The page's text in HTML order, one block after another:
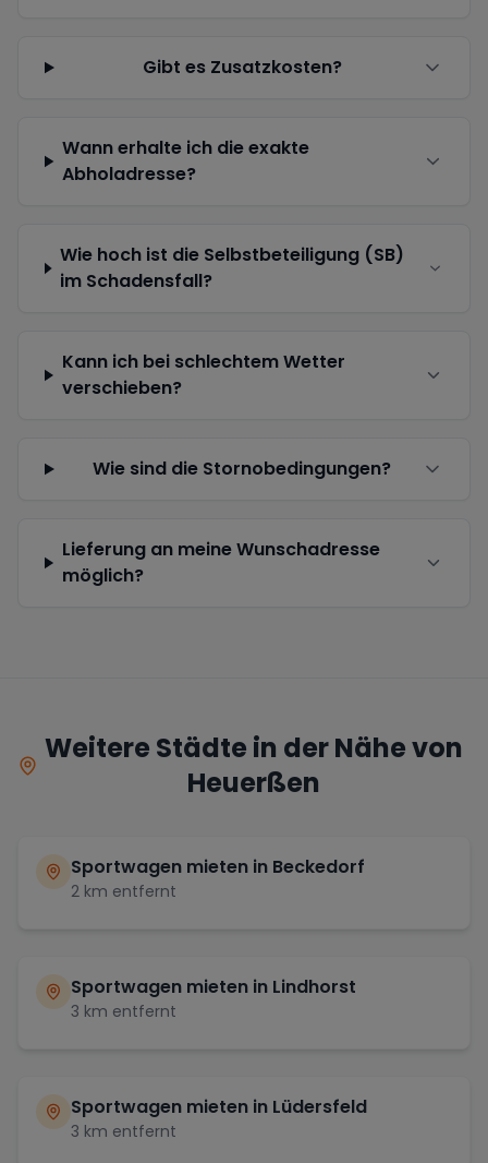
Gibt es Zusatzkosten?
Wann erhalte ich die exakte
Abholadresse?
Wie hoch ist die Selbstbeteiligung (SB)
im Schadensfall?
Kann ich bei schlechtem Wetter
verschieben?
Wie sind die Stornobedingungen?
Lieferung an meine Wunschadresse
möglich?
Weitere Städte in der Nähe von
Heuerßen
Sportwagen mieten in Beckedorf
2 km entfernt
Sportwagen mieten in Lindhorst
3 km entfernt
Sportwagen mieten in Lüdersfeld
3 km entfernt